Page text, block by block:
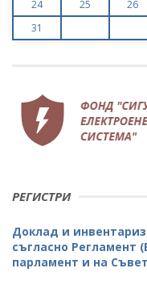
24
25 26
31
РЕГИСТРИ
Доклад и
съгласно Регламент
парламент и на